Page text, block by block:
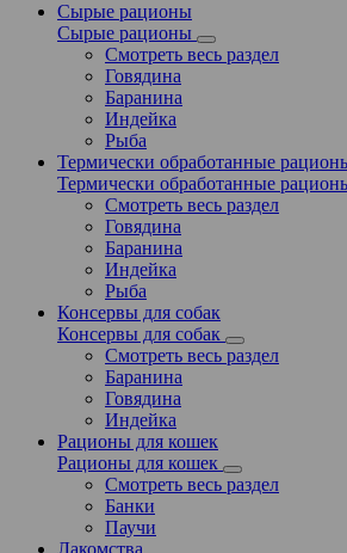
Сырые рационы
Сырые рационы
Смотреть весь раздел
Говядина
Баранина
Индейка
Рыба
Термически обработанные
Термически обработанные
Смотреть весь раздел
Говядина
Баранина
Индейка
Рыба
Консервы для собак
Консервы для собак
Смотреть весь раздел
Баранина
Говядина
Индейка
Рационы для кошек
Рационы для кошек
Смотреть весь раздел
Банки
Паучи
Лакомства